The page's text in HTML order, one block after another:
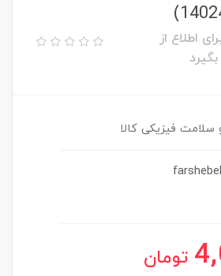
) برای اطلاع از
فیزیکی کالا
تومان